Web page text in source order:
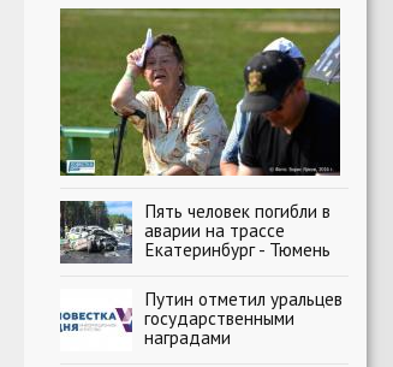
Пять человек погибли в
аварии на трассе
Екатеринбург - Тюмень
Путин отметил уральцев
государственными
наградами